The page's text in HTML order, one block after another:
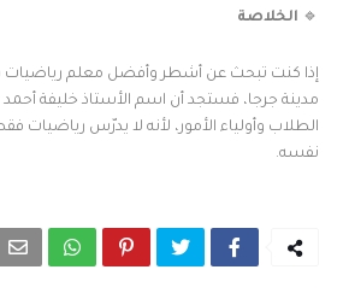
🔹 الخلاصة
إذا كنت تبحث عن أشطر وأفضل معلم
مدينة جرجا، فستجد أن اسم الأستاذ خليفة أحمد
الطلاب وأولياء الأمور، لأنه لا يدرّس رياضيات
نفسه.